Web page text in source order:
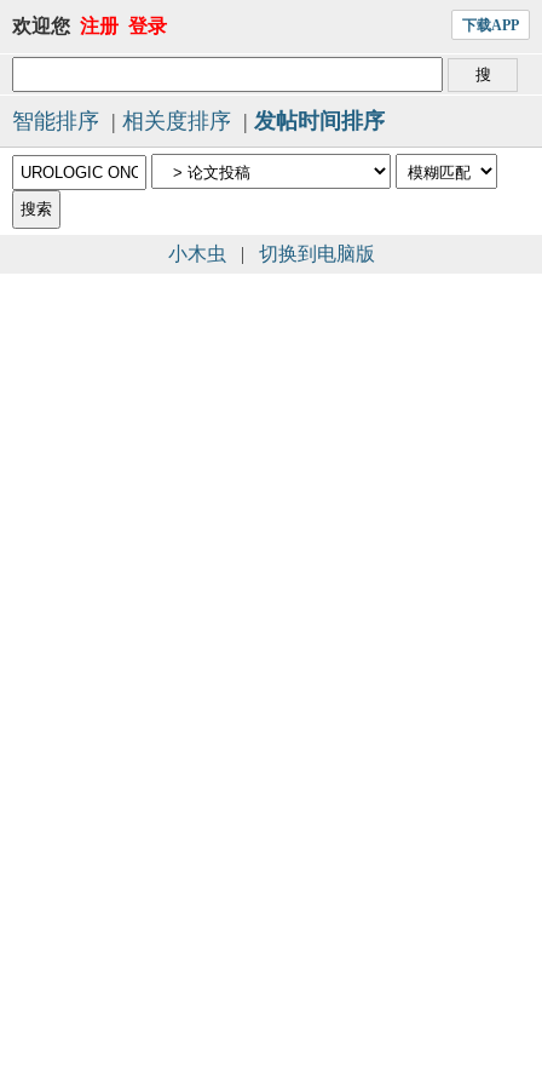
欢迎您 注册 登录 下载APP
智能排序 | 相关度排序 | 发帖时间排序
小木虫 | 切换到电脑版